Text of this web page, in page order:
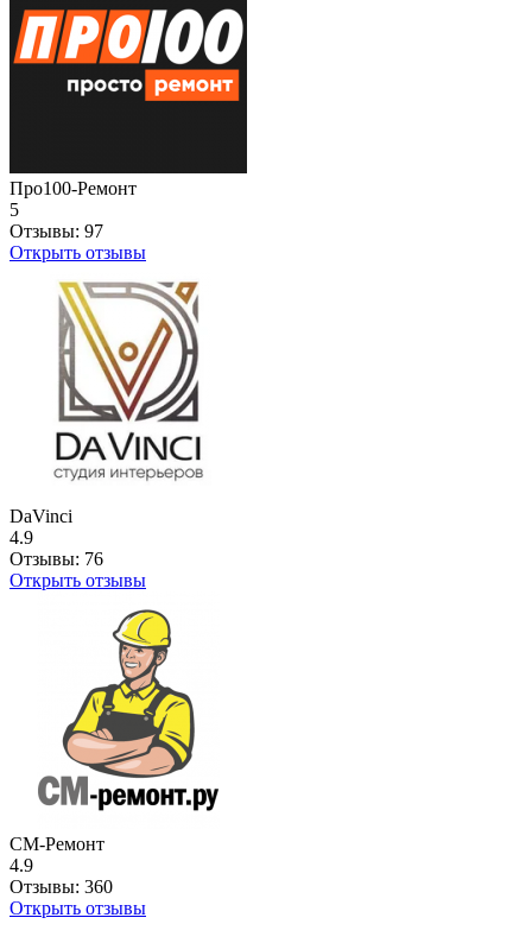
Про100-Ремонт
5
Отзывы: 97
Открыть отзывы
DaVinci
4.9
Отзывы: 76
Открыть отзывы
СМ-Ремонт
4.9
Отзывы: 360
Открыть отзывы